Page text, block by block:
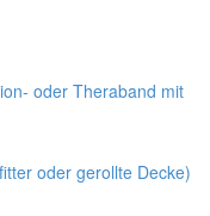
oder Theraband mit
oder gerollte Decke)